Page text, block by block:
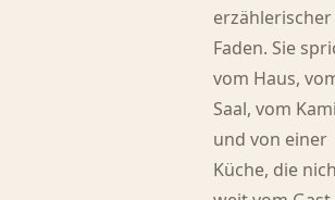
erzählerischer
Faden. Sie
vom Haus,
Saal, vom
und von einer
Küche, die